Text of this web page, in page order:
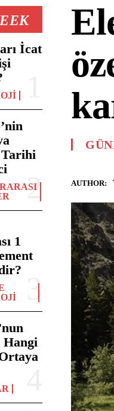
İcat
Tarihi
1
AUTHOR: